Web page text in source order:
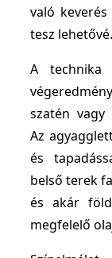
való
tesz lehetővé.
A technika
szatén vagy
Az
és
belső terek
és akár
megfelelő